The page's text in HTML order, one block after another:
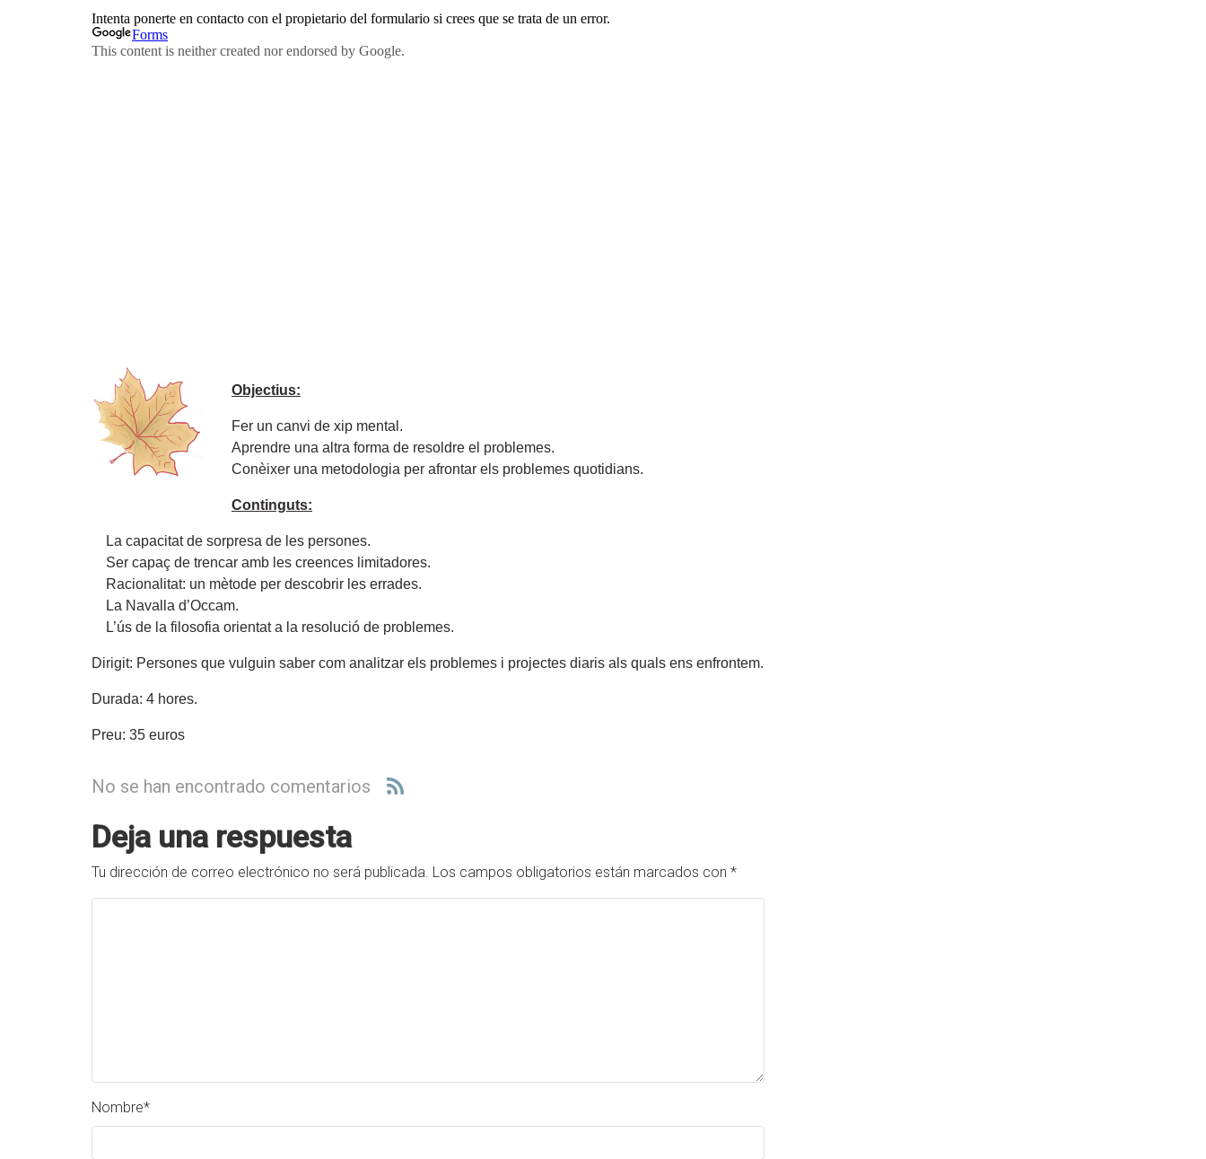
Objectius:
Fer un canvi de xip mental.
Aprendre una altra forma de resoldre el problemes.
Conèixer una metodologia per afrontar els problemes quotidians.
Continguts:
La capacitat de sorpresa de les persones.
Ser capaç de trencar amb les creences limitadores.
Racionalitat: un mètode per descobrir les errades.
La Navalla d’Occam.
L’ús de la filosofia orientat a la resolució de problemes.
Dirigit: Persones que vulguin saber com analitzar els problemes i projectes diaris als quals ens enfrontem.
Durada: 4 hores.
Preu: 35 euros
No se han encontrado comentarios
Deja una respuesta
Tu dirección de correo electrónico no será publicada. Los campos obligatorios están marcados con *
Nombre*